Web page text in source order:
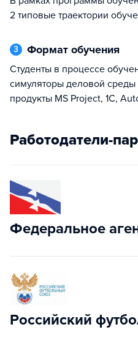
2 типовые траектории
3 Формат обучения
Студенты в процессе обучения используют используют
симуляторы деловой
продукты MS Project, 1C,
Работодатели-
Федеральное
Российский